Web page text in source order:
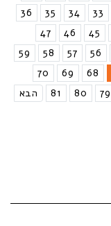
33
34
35
36
45
46
47
56
57
58
59
68
69
70
79
80
81 הבא